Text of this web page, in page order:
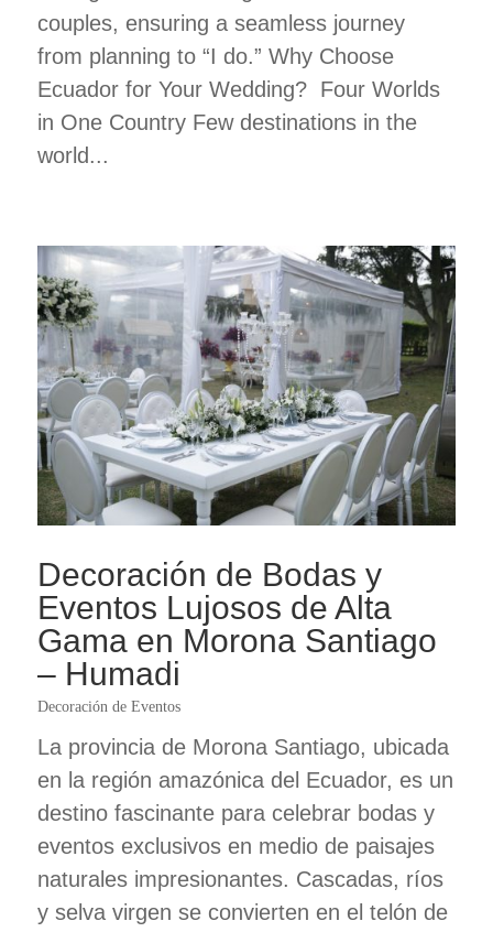
couples, ensuring a seamless journey
from planning to “I do.” Why Choose
Ecuador for Your Wedding? Four Worlds
in One Country Few destinations in the
world...
Decoración de Bodas y
Eventos Lujosos de Alta
Gama en Morona Santiago
– Humadi
Decoración de Eventos
La provincia de Morona Santiago, ubicada
en la región amazónica del Ecuador, es un
destino fascinante para celebrar bodas y
eventos exclusivos en medio de paisajes
naturales impresionantes. Cascadas, ríos
y selva virgen se convierten en el telón de